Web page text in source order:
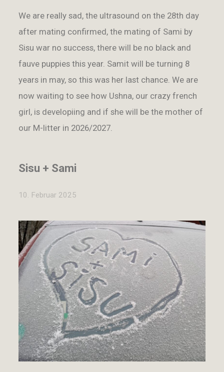
We are really sad, the ultrasound on the 28th day
after mating confirmed, the mating of Sami by
Sisu war no success, there will be no black and
fauve puppies this year. Samit will be turning 8
years in may, so this was her last chance. We are
now waiting to see how Ushna, our crazy french
girl, is developiing and if she will be the mother of
our M-litter in 2026/2027.
Sisu + Sami
10. Februar 2025